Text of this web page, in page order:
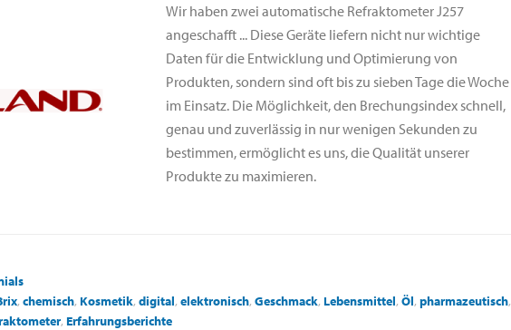
Wir haben zwei automatische Refraktometer J257
angeschafft ... Diese Geräte liefern nicht nur wichtige
Daten für die Entwicklung und Optimierung von
Produkten, sondern sind oft bis zu sieben Tage die Woche
im Einsatz. Die Möglichkeit, den Brechungsindex schnell,
genau und zuverlässig in nur wenigen Sekunden zu
bestimmen, ermöglicht es uns, die Qualität unserer
Produkte zu maximieren.
, chemisch, Kosmetik, digital, elektronisch, Geschmack, Lebensmittel, Öl, pharmazeutisch,
, Erfahrungsberichte